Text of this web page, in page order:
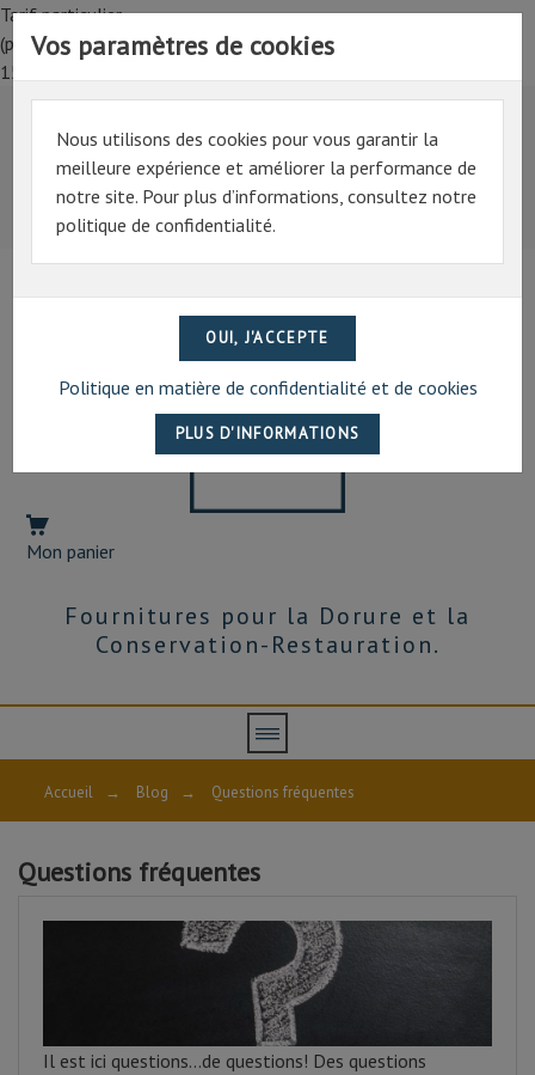
Tarif particulier,
(professionnel, connectez-vous pour bénéficier de la remise de
15%)
Tarif particulier,
(professionnel, connectez-vous pour bénéficier de la
remise de 15%)
07 69 94 13 47
Mon panier
Fournitures pour la Dorure et la
Conservation-Restauration.
Vos paramètres de cookies
Nous utilisons des cookies pour vous garantir la
meilleure expérience et améliorer la performance de
notre site. Pour plus d’informations, consultez notre
politique de confidentialité.
Politique en matière de confidentialité et de cookies
Accueil → Blog → Questions fréquentes
Questions fréquentes
Il est ici questions...de questions! Des questions